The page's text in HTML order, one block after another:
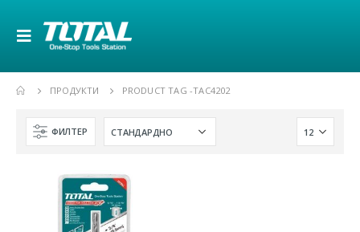
ПРОДУКТИ PRODUCT TAG -TAC4202
ФИЛТЕР